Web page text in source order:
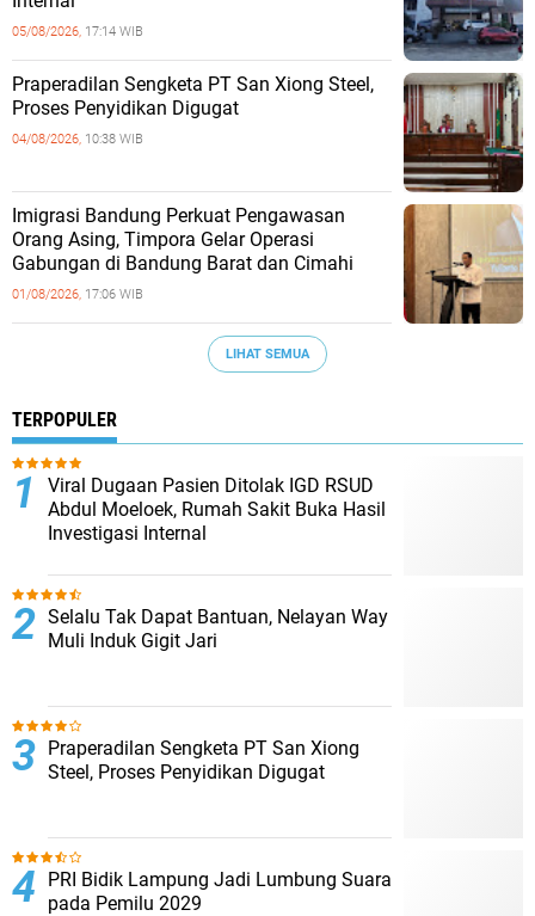
05/08/2026, 17:14 WIB
Praperadilan Sengketa PT San Xiong Steel,
Proses Penyidikan Digugat
04/08/2026, 10:38 WIB
Imigrasi Bandung Perkuat Pengawasan
Orang Asing, Timpora Gelar Operasi
Gabungan di Bandung Barat dan Cimahi
01/08/2026, 17:06 WIB
LIHAT SEMUA
TERPOPULER
Viral Dugaan Pasien Ditolak IGD RSUD
Abdul Moeloek, Rumah Sakit Buka Hasil
Investigasi Internal
Selalu Tak Dapat Bantuan, Nelayan Way
Muli Induk Gigit Jari
Praperadilan Sengketa PT San Xiong
Steel, Proses Penyidikan Digugat
PRI Bidik Lampung Jadi Lumbung Suara
pada Pemilu 2029